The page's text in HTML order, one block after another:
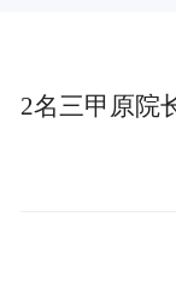
2名三甲原院